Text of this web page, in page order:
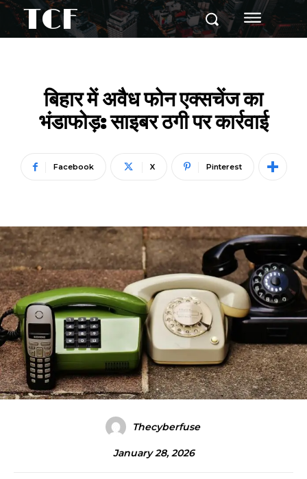
TCF
बिहार में अवैध फोन एक्सचेंज का
भंडाफोड़: साइबर ठगी पर कार्रवाई
Facebook X Pinterest
Thecyberfuse
January 28, 2026